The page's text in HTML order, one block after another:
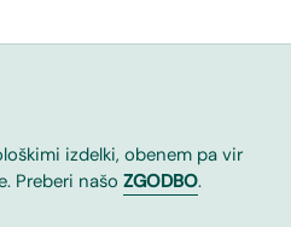
izdelki, obenem pa vir
Preberi našo ZGODBO.